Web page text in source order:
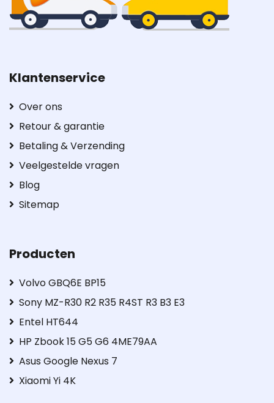
Klantenservice
Over ons
Retour & garantie
Betaling & Verzending
Veelgestelde vragen
Blog
Sitemap
Producten
Volvo GBQ6E BP15
Sony MZ-R30 R2 R35 R4ST R3 B3 E3
Entel HT644
HP Zbook 15 G5 G6 4ME79AA
Asus Google Nexus 7
Xiaomi Yi 4K